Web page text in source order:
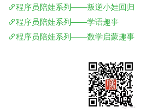
程序员陪娃系列——叛逆小娃回归
程序员陪娃系列——学语趣事
程序员陪娃系列——数学启蒙趣事